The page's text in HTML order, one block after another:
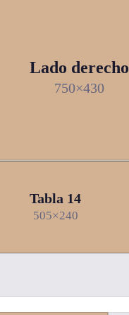
Lado derecho
750×430
Tabla 14
505×240